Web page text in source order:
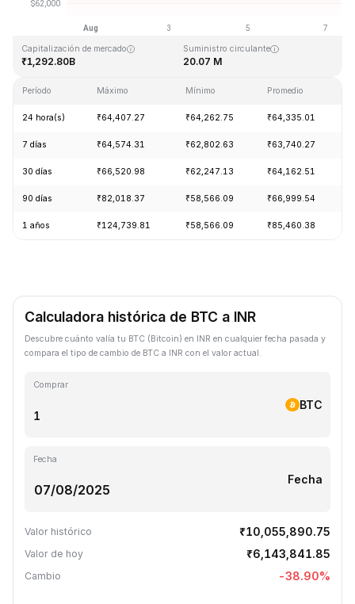
Capitalización de mercado
₹1,292.80B
Suministro circulante
20.07 M
Período Máximo Mínimo Promedio
24 hora(s) ₹64,407.27 ₹64,262.75 ₹64,335.01
7 días ₹64,574.31 ₹62,802.63 ₹63,740.27
30 días ₹66,520.98 ₹62,247.13 ₹64,162.51
90 días ₹82,018.37 ₹58,566.09 ₹66,999.54
1 años ₹124,739.81 ₹58,566.09 ₹85,460.38
Calculadora histórica de BTC a INR
Descubre cuánto valía tu BTC (Bitcoin) en INR en cualquier fecha pasada y
compara el tipo de cambio de BTC a INR con el valor actual.
Comprar
BTC
Fecha
Fecha
Valor histórico ₹10,055,890.75
Valor de hoy ₹6,143,841.85
Cambio -38.90%